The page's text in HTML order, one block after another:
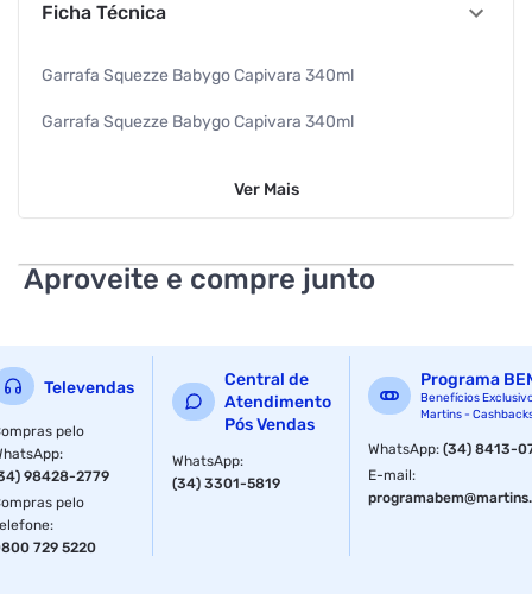
Ficha Técnica
Garrafa Squezze Babygo Capivara 340ml
Garrafa Squezze Babygo Capivara 340ml
Ver Mais
Aproveite e compre junto
Televendas
pelo
:
98428-2779
pelo
:
729 5220
Central de
Atendimento
Pós Vendas
WhatsApp:
(34) 3301-5819
Programa
Benefícios
Martins -
WhatsApp:(34) 8413-
E-mail: